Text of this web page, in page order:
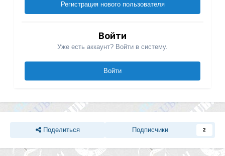
Регистрация нового пользователя
Войти
Уже есть аккаунт? Войти в систему.
Войти
Поделиться Подписчики 2